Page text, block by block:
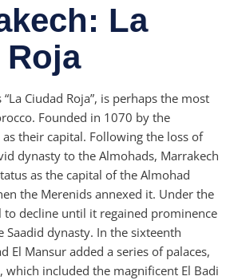
La
Ciudad Roja”, is perhaps the most
Founded in 1070 by the
their capital. Following the loss of
dynasty to the Almohads, Marrakech
as the capital of the Almohad
the Merenids annexed it. Under the
to decline until it regained prominence
Saadid dynasty. In the sixteenth
El Mansur added a series of palaces,
which included the magnificent El Badi